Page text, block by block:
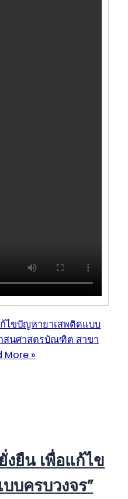
ไขปัญหายาเสพติดแบบ
สนศาสตรบัณฑิต สาขา
More »
งยืน เพื่อแก้ไข
บครบวงจร”